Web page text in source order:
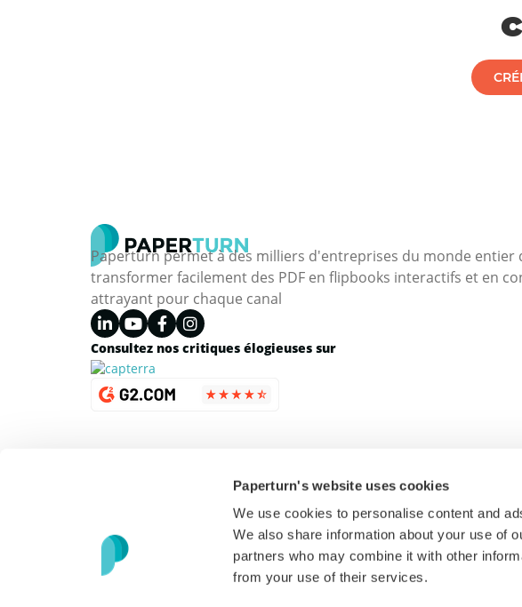
Paperturn's website uses cookies
We use cookies to personalise content and
We also share information about your use of
partners who may combine it with other
from your use of their services.
Paperturn permet à des milliers d'entreprises du monde entier
transformer facilement des PDF en flipbooks interactifs et en
attrayant pour chaque canal
Consultez nos critiques élogieuses sur